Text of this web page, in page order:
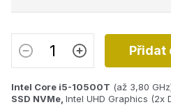
Přidat
Intel Core i5-10500T (až 3,80
SSD NVMe, Intel UHD Graphics (2x